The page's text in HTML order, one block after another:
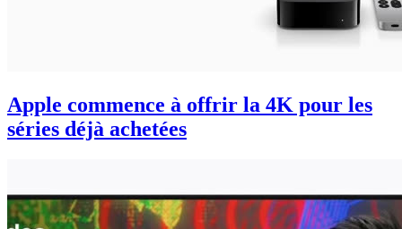
Apple commence à offrir la 4K pour les
séries déjà achetées